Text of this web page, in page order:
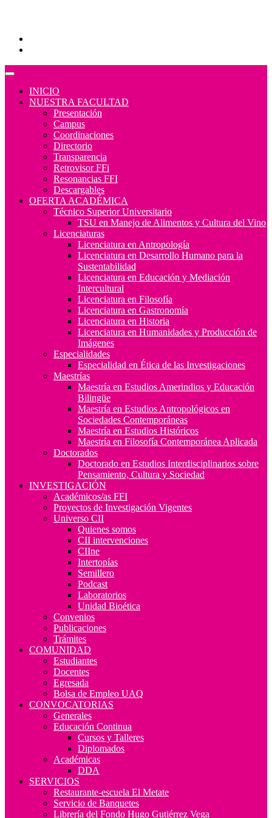
INICIO
NUESTRA FACULTAD
Presentación
Campus
Coordinaciones
Directorio
Transparencia
Retrovisor FFi
Resonancias FFI
Descargables
OFERTA ACADÉMICA
Técnico Superior Universitario
TSU en Manejo de Alimentos y Cultura del Vino
Licenciaturas
Licenciatura en Antropología
Licenciatura en Desarrollo Humano para la
Sustentabilidad
Licenciatura en Educación y Mediación
Intercultural
Licenciatura en Filosofía
Licenciatura en Gastronomía
Licenciatura en Historia
Licenciatura en Humanidades y Producción de
Imágenes
Especialidades
Especialidad en Ética de las Investigaciones
Maestrías
Maestría en Estudios Amerindios y Educación
Bilingüe
Maestría en Estudios Antropológicos en
Sociedades Contemporáneas
Maestría en Estudios Históricos
Maestría en Filosofía Contemporánea Aplicada
Doctorados
Doctorado en Estudios Interdisciplinarios sobre
Pensamiento, Cultura y Sociedad
INVESTIGACIÓN
Académicos/as FFI
Proyectos de Investigación Vigentes
Universo CII
Quienes somos
CII intervenciones
CIIne
Intertopías
Semillero
Podcast
Laboratorios
Unidad Bioética
Convenios
Publicaciones
Trámites
COMUNIDAD
Estudiantes
Docentes
Egresada
Bolsa de Empleo UAQ
CONVOCATORIAS
Generales
Educación Continua
Cursos y Talleres
Diplomados
Académicas
DDA
SERVICIOS
Restaurante-escuela El Metate
Servicio de Banquetes
Librería del Fondo Hugo Gutiérrez Vega